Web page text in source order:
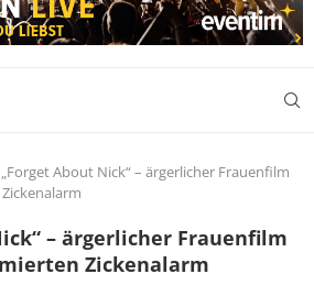
„Forget About Nick“ – ärgerlicher Frauenfilm
– ärgerlicher Frauenfilm
Zickenalarm